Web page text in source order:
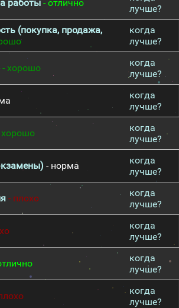
работы - отлично
лучше?
(покупка, продажа,
когда
лучше?
- хорошо
когда
лучше?
когда
лучше?
хорошо
когда
лучше?
- норма
когда
лучше?
- плохо
когда
лучше?
когда
лучше?
когда
лучше?
когда
лучше?